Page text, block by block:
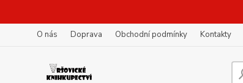
O nás Doprava Obchodní podmínky Kontakty